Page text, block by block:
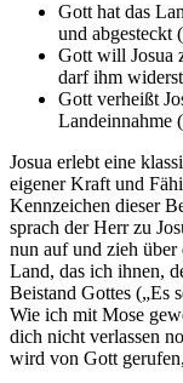
Gott hat das
und abgesteckt
Gott will Josua
darf ihm
Gott verheißt
Landeinnahme
Josua erlebt eine
eigener Kraft und
Kennzeichen dieser
sprach der Herr zu
nun auf und zieh über
Land, das ich ihnen,
Beistand Gottes („Es
Wie ich mit Mose
dich nicht verlassen
wird von Gott